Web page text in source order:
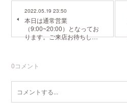
2022.05.19 23:50
本日は通常営業
（9:00~20:00）となってお
ります。ご来店お待ちし…
0コメント